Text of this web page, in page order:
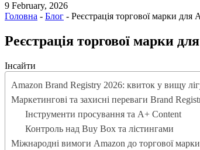
9 February, 2026
Головна - Блог - Реєстрація торгової марки
Реєстрація торгової марки
Інсайти
Amazon Brand Registry 2026: квиток у вищу
Маркетингові та захисні переваги Brand
Інструменти просування та A+ Content
Контроль над Buy Box та лістингами
Міжнародні вимоги Amazon до торгової марки